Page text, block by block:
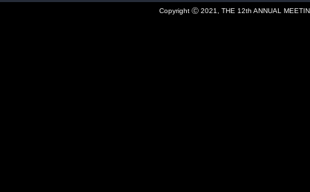
Copyright Ⓒ 2021, THE 12th ANNUAL